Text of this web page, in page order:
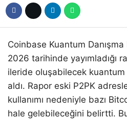
Coinbase Kuantum
2026 tarihinde yayımladığı
ileride oluşabilecek
aldı. Rapor eski P2PK
kullanımı nedeniyle bazı
hale gelebileceğini belirtti.